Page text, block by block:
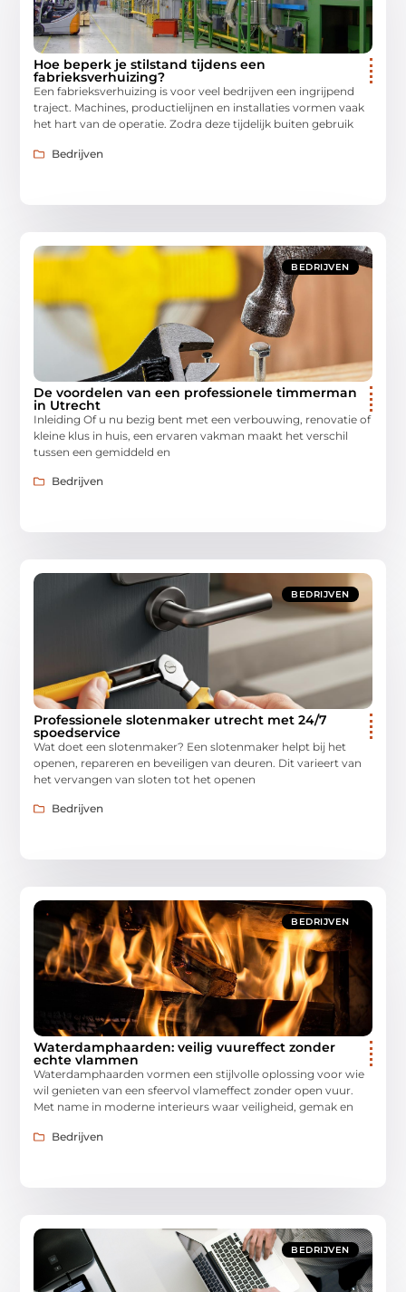
Hoe beperk je stilstand tijdens een
fabrieksverhuizing?
Een fabrieksverhuizing is voor veel bedrijven een ingrijpend
traject. Machines, productielijnen en installaties vormen vaak
het hart van de operatie. Zodra deze tijdelijk buiten gebruik
Bedrijven
BEDRIJVEN
De voordelen van een professionele timmerman
in Utrecht
Inleiding Of u nu bezig bent met een verbouwing, renovatie of
kleine klus in huis, een ervaren vakman maakt het verschil
tussen een gemiddeld en
Bedrijven
BEDRIJVEN
Professionele slotenmaker utrecht met 24/7
spoedservice
Wat doet een slotenmaker? Een slotenmaker helpt bij het
openen, repareren en beveiligen van deuren. Dit varieert van
het vervangen van sloten tot het openen
Bedrijven
BEDRIJVEN
Waterdamphaarden: veilig vuureffect zonder
echte vlammen
Waterdamphaarden vormen een stijlvolle oplossing voor wie
wil genieten van een sfeervol vlameffect zonder open vuur.
Met name in moderne interieurs waar veiligheid, gemak en
Bedrijven
BEDRIJVEN